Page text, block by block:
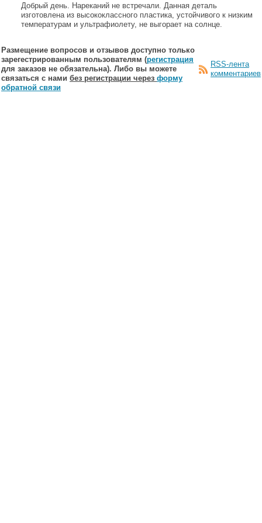
Добрый день. Нареканий не встречали. Данная деталь
изготовлена из высококлассного пластика, устойчивого к низким
температурам и ультрафиолету, не выгорает на солнце.
Размещение вопросов и отзывов доступно только
зарегестрированным пользователям (регистрация
для заказов не обязательна). Либо вы можете
связаться с нами без регистрации через форму
обратной связи
RSS-лента
комментариев